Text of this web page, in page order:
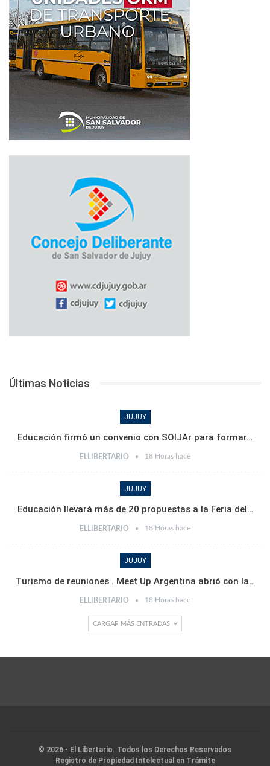
Últimas Noticias
JUJUY
Educación firmó un convenio con SOIJAr para formar…
ELLIBERTARIO 18 Horas hace
JUJUY
Educación llevará más de 20 propuestas a la Feria del…
ELLIBERTARIO 18 Horas hace
JUJUY
Turismo de reuniones . Meet Up Argentina abrió con la…
ELLIBERTARIO 18 Horas hace
CARGAR MÁS ENTRADAS
© 2026 - El Libertario. Todos los Derechos Reservados
Registro de Propiedad Intelectual en Trámite